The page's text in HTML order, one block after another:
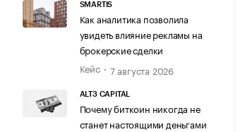
SMARTIS
Как аналитика позволила
увидеть влияние рекламы на
брокерские сделки
Кейс
7 августа 2026
ALT3 CAPITAL
Почему биткоин никогда не
станет настоящими деньгами